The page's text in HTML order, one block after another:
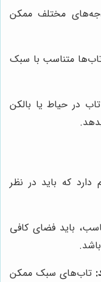
مختلف ممکن
متناسب با سبک
در حیاط یا بالکن
که باید در نظر
باید فضای کافی
تاب‌های سبک ممکن